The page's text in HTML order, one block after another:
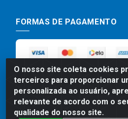
O nosso site coleta cookies
terceiros para proporcionar
personalizada ao usuário,
relevante de acordo com o
qualidade do nosso site.
FORMAS DE PAGAMENTO